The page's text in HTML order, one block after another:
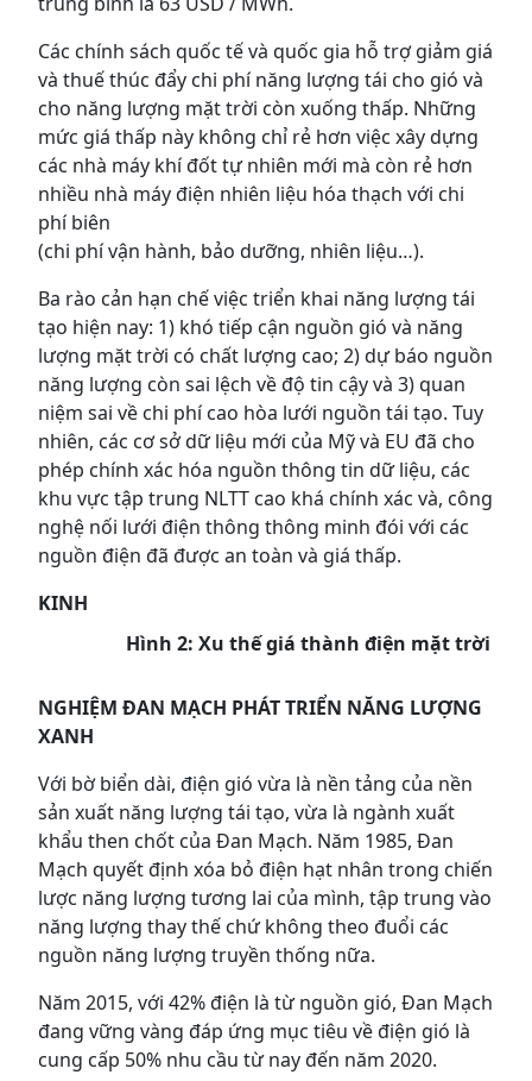
Các chính sách quốc tế và quốc gia hỗ trợ giảm giá
và thuế thúc đẩy chi phí năng lượng tái cho gió và
cho năng lượng mặt trời còn xuống thấp. Những
mức giá thấp này không chỉ rẻ hơn việc xây dựng
các nhà máy khí đốt tự nhiên mới mà còn rẻ hơn
nhiều nhà máy điện nhiên liệu hóa thạch với chi
phí biên
(chi phí vận hành, bảo dưỡng, nhiên liệu…).
Ba rào cản hạn chế việc triển khai năng lượng tái
tạo hiện nay: 1) khó tiếp cận nguồn gió và năng
lượng mặt trời có chất lượng cao; 2) dự báo nguồn
năng lượng còn sai lệch về độ tin cậy và 3) quan
niệm sai về chi phí cao hòa lưới nguồn tái tạo. Tuy
nhiên, các cơ sở dữ liệu mới của Mỹ và EU đã cho
phép chính xác hóa nguồn thông tin dữ liệu, các
khu vực tập trung NLTT cao khá chính xác và, công
nghệ nối lưới điện thông thông minh đói với các
nguồn điện đã được an toàn và giá thấp.
Hình 2: Xu thế giá thành điện mặt trời
KINH
NGHIỆM ĐAN MẠCH PHÁT TRIỂN NĂNG LƯỢNG
XANH
Với bờ biển dài, điện gió vừa là nền tảng của nền
sản xuất năng lượng tái tạo, vừa là ngành xuất
khẩu then chốt của Đan Mạch. Năm 1985, Đan
Mạch quyết định xóa bỏ điện hạt nhân trong chiến
lược năng lượng tương lai của mình, tập trung vào
năng lượng thay thế chứ không theo đuổi các
nguồn năng lượng truyền thống nữa.
Năm 2015, với 42% điện là từ nguồn gió, Đan Mạch
đang vững vàng đáp ứng mục tiêu về điện gió là
cung cấp 50% nhu cầu từ nay đến năm 2020.